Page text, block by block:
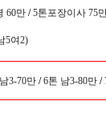
60만 /5톤포장이사 75
5여2)
3-70만 /6톤 남3-80만 /